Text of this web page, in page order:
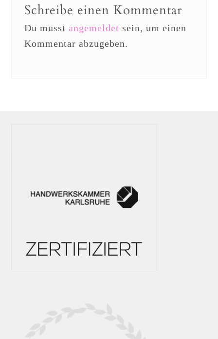
Schreibe einen Kommentar
Du musst angemeldet sein, um einen
Kommentar abzugeben.